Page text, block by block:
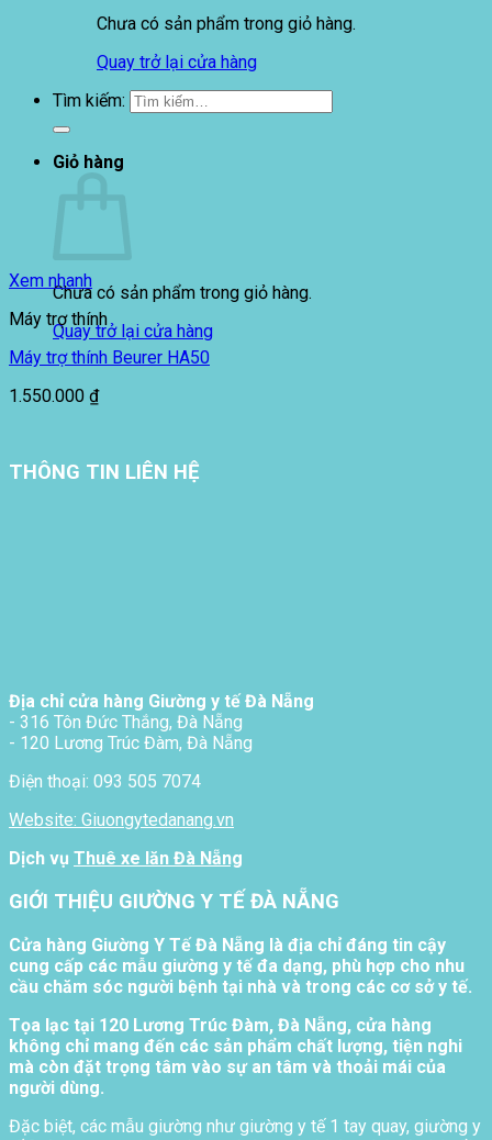
Chưa có sản phẩm trong giỏ hàng.
Quay trở lại cửa hàng
Tìm kiếm:
Giỏ hàng
Chưa có sản phẩm trong giỏ hàng.
Quay trở lại cửa hàng
Xem nhanh
Máy trợ thính
Máy trợ thính Beurer HA50
1.550.000 ₫
THÔNG TIN LIÊN HỆ
Địa chỉ cửa hàng Giường y tế Đà Nẵng
- 316 Tôn Đức Thắng, Đà Nẵng
- 120 Lương Trúc Đàm, Đà Nẵng
Điện thoại: 093 505 7074
Website: Giuongytedanang.vn
Dịch vụ Thuê xe lăn Đà Nẵng
GIỚI THIỆU GIƯỜNG Y TẾ ĐÀ NẴNG
Cửa hàng Giường Y Tế Đà Nẵng là địa chỉ đáng tin cậy
cung cấp các mẫu giường y tế đa dạng, phù hợp cho nhu
cầu chăm sóc người bệnh tại nhà và trong các cơ sở y tế.
Tọa lạc tại 120 Lương Trúc Đàm, Đà Nẵng, cửa hàng
không chỉ mang đến các sản phẩm chất lượng, tiện nghi
mà còn đặt trọng tâm vào sự an tâm và thoải mái của
người dùng.
Đặc biệt, các mẫu giường như giường y tế 1 tay quay, giường y